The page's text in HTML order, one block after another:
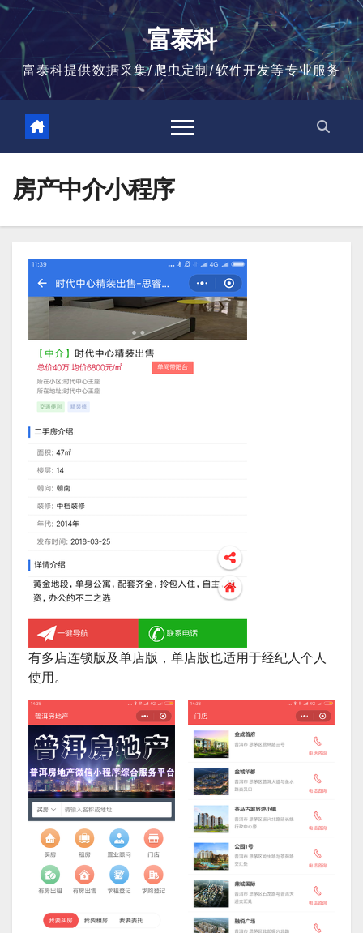
跳
富泰科
富泰科提供数据采集/爬虫定制/软件开发等专业服务
房产中介小程序
有多店连锁版及单店版，单店版也适用于经纪人个人
使用。